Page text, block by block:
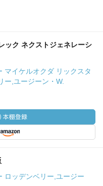
ック ネクストジェネレーシ
マイケルオクダ リックスタ
ー,ユージーン・W.
ロッデンベリー,ユージー